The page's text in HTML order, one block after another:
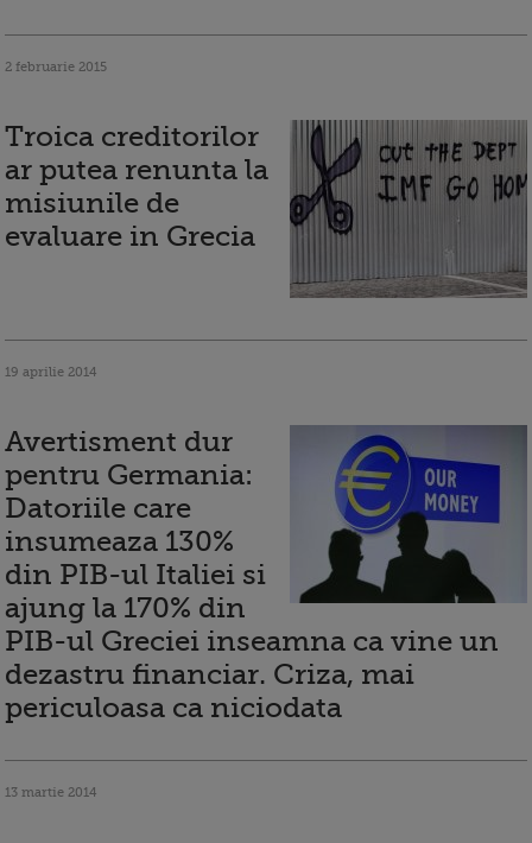
2 februarie 2015
Troica creditorilor
ar putea renunta la
misiunile de
evaluare in Grecia
19 aprilie 2014
Avertisment dur
pentru Germania:
Datoriile care
insumeaza 130%
din PIB-ul Italiei si
ajung la 170% din
PIB-ul Greciei inseamna ca vine un
dezastru financiar. Criza, mai
periculoasa ca niciodata
13 martie 2014